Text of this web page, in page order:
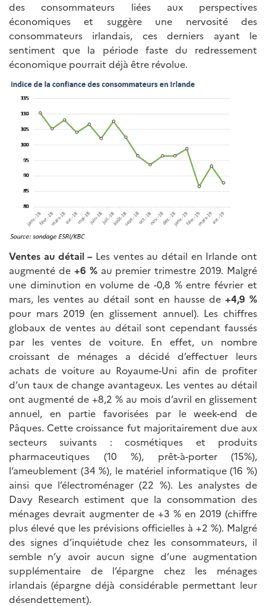
des consommateurs liées aux perspectives
économiques et suggère une nervosité des
consommateurs irlandais, ces derniers ayant le
sentiment que la période faste du redressement
économique pourrait déjà être révolue.
Ventes au détail – Les ventes au détail en Irlande ont
augmenté de +6 %au premier trimestre 2019. Malgré
une diminution en volume de -0,8 % entre février et
mars, les ventes au détail sont en hausse de +4,9 %
pour mars 2019 (en glissement annuel). Les chiffres
globaux de ventes au détail sont cependant faussés
par les ventes de voiture. En effet, un nombre
croissant de ménages a décidé d’effectuer leurs
achats de voiture au Royaume-Uni afin de profiter
d’un taux de change avantageux. Les ventes au détail
ont augmenté de +8,2 % au mois d’avril en glissement
annuel, en partie favorisées par le week-end de
Pâques. Cette croissance fut majoritairement due aux
secteurs suivants : cosmétiques et produits
pharmaceutiques (10 %), prêt-à-porter (15%),
l’ameublement (34 %), le matériel informatique (16 %)
ainsi que l’électroménager (22 %). Les analystes de
Davy Research estiment que la consommation des
ménages devrait augmenter de +3 % en 2019 (chiffre
plus élevé que les prévisions officielles à +2 %). Malgré
des signes d’inquiétude chez les consommateurs, il
semble n’y avoir aucun signe d’une augmentation
supplémentaire de l’épargne chez les ménages
irlandais (épargne déjà considérable permettant leur
désendettement).